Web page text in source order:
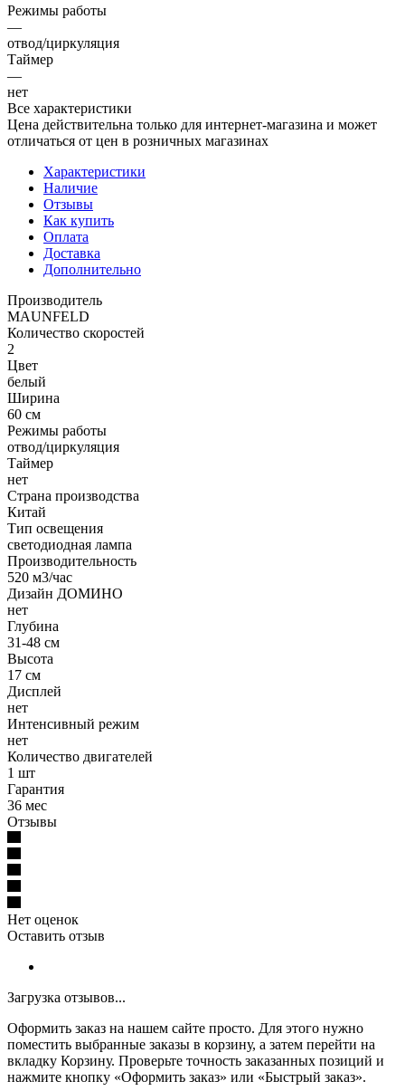
Режимы работы
—
отвод/циркуляция
Таймер
—
нет
Все характеристики
Цена действительна только для интернет-магазина и может
отличаться от цен в розничных магазинах
Характеристики
Наличие
Отзывы
Как купить
Оплата
Доставка
Дополнительно
Производитель
MAUNFELD
Количество скоростей
2
Цвет
белый
Ширина
60 см
Режимы работы
отвод/циркуляция
Таймер
нет
Страна производства
Китай
Тип освещения
светодиодная лампа
Производительность
520 м3/час
Дизайн ДОМИНО
нет
Глубина
31-48 см
Высота
17 см
Дисплей
нет
Интенсивный режим
нет
Количество двигателей
1 шт
Гарантия
36 мес
Отзывы
Нет оценок
Оставить отзыв
Загрузка отзывов...
Оформить заказ на нашем сайте просто. Для этого нужно
поместить выбранные заказы в корзину, а затем перейти на
вкладку Корзину. Проверьте точность заказанных позиций и
нажмите кнопку «Оформить заказ» или «Быстрый заказ».